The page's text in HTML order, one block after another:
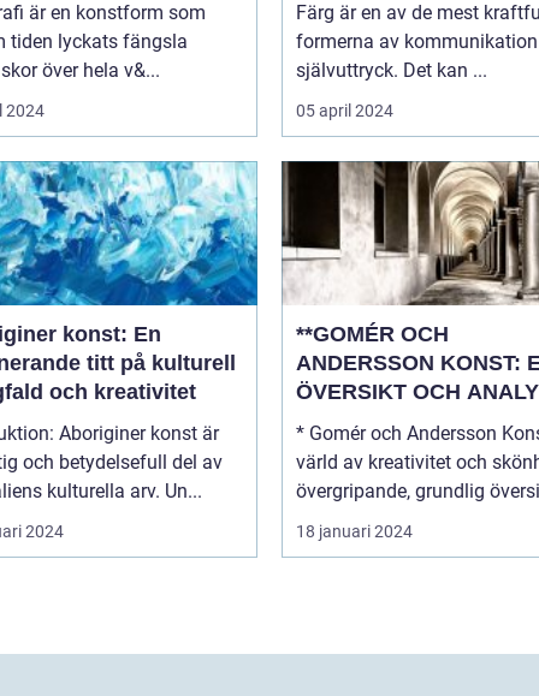
är en konstform som
tiden lyckats fängsla
över hela v&...
2024
Färg är en av de mest
formerna av
självuttryck. Det kan ...
05 april 2024
konst: En
titt på kulturell
och kreativitet
konst är
och betydelsefull del av
kulturella arv. Un...
2024
**GOMÉR OCH
ANDERSSON KONST:
ÖVERSIKT OCH
* Gomér och Andersson
värld av kreativitet och
övergripande, grundlig
18 januari 2024